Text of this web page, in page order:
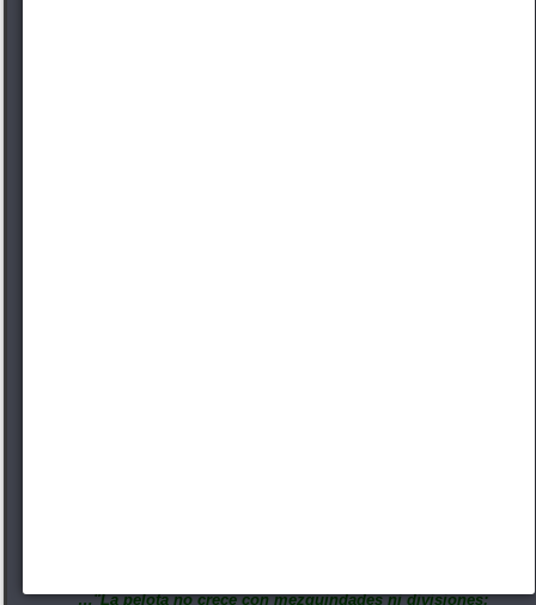
…"La pelota no crece con mezquindades ni divisiones;